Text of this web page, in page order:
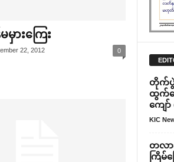
မှား‌ကြေး
22, 2012 0
တိုက်ပွဲ
ထွက်ပ
ကျော်
KIC
တလာ
ကြိမ်‌မ